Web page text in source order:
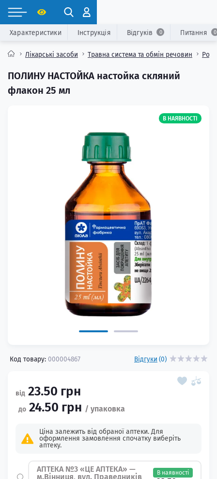
Лікарські засоби Травна система та обмін речовин
ПОЛИНУ НАСТОЙКА настойка скляний
флакон 25 мл
Характеристики Інструкція Відгуків 0 Питання 0
В НАЯВНОСТІ
Код товару: 000004867 Відгуки (0)
23.50 грн
24.50 грн
Ціна залежить від обраної аптеки. Для
оформлення замовлення спочатку виберіть
аптеку.
АПТЕКА №3 «ЦЕ АПТЕКА» —
м.Вінниця, вул. Праведників
В наявності